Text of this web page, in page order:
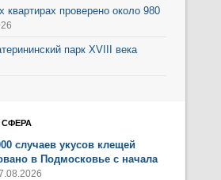
квартирах проверено около 980
парк XVIII века
случаев укусов клещей
в Подмосковье с начала